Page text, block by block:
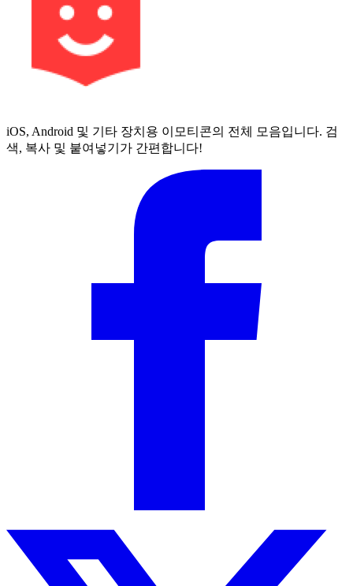
iOS, Android 및 기타 장치용 이모티콘의 전체 모음입니다. 검
색, 복사 및 붙여넣기가 간편합니다!